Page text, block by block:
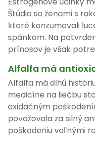
Štúdia so ženami s
ktoré konzumovali
spánkom. Na
prínosov je však
Alfalfa má
Alfalfa má dlhú
medicíne na liečbu
oxidačným
považovala za silný
poškodeniu voľnými